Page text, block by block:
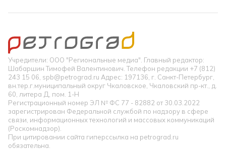
Учредители: ООО "Региональные медиа". Главный редактор:
Шабаршин Тимофей Валентинович. Телефон редакции +7 (812)
243 15 06, spb@petrograd.ru Адрес: 197136, г. Санкт-Петербург,
вн.тер.г.муниципальный округ Чкаловское, Чкаловский пр-кт., д.
60, литера Д, пом. 1-Н
Регистрационный номер ЭЛ № ФС 77 - 82882 от 30.03.2022
зарегистрирован Федеральной службой по надзору в сфере
связи, информационных технологий и массовых коммуникаций
(Роскомнадзор).
При цитировании сайта гиперссылка на petrograd.ru
обязательна.